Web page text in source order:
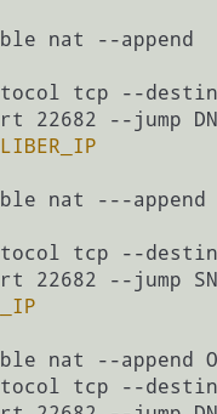
nat --append
22682 --jump
nat ---append
22682 --jump
nat --append